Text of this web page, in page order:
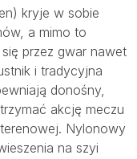
kryje w sobie
a mimo to
przez gwar nawet
i tradycyjna
donośny,
akcję meczu
Nylonowy
na szyi